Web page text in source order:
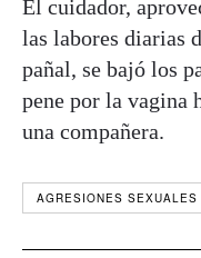
El cuidador,
las labores diarias
pañal, se bajó los
pene por la vagina
una compañera.
AGRESIONES SEXUALES